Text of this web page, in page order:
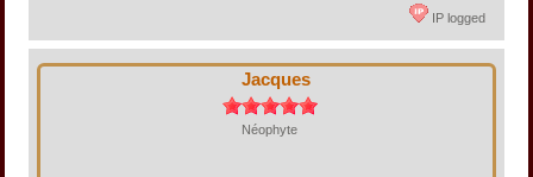
IP logged
Jacques
Néophyte